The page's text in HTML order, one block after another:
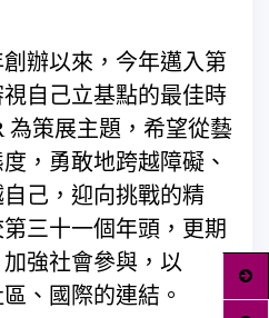
辦以來，今年邁入第
自己立基點的最佳時
為策展主題，希望從藝
，勇敢地跨越障礙、
己，迎向挑戰的精
三十一個年頭，更期
強社會參與，以
、國際的連結。